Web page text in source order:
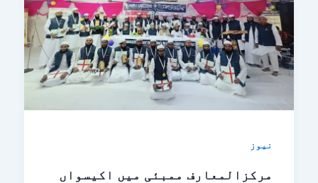
نیوز
مرکزالمعارف ممبئی میں اکیسواں